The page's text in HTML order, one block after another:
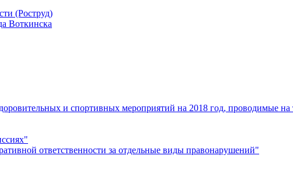
(Роструд)
Воткинска
и спортивных мероприятий на 2018 год, проводимые
ответственности за отдельные виды правонарушений"